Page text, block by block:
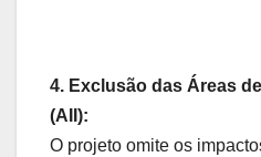
4. Exclusão das Áreas
(AII):
O projeto omite os